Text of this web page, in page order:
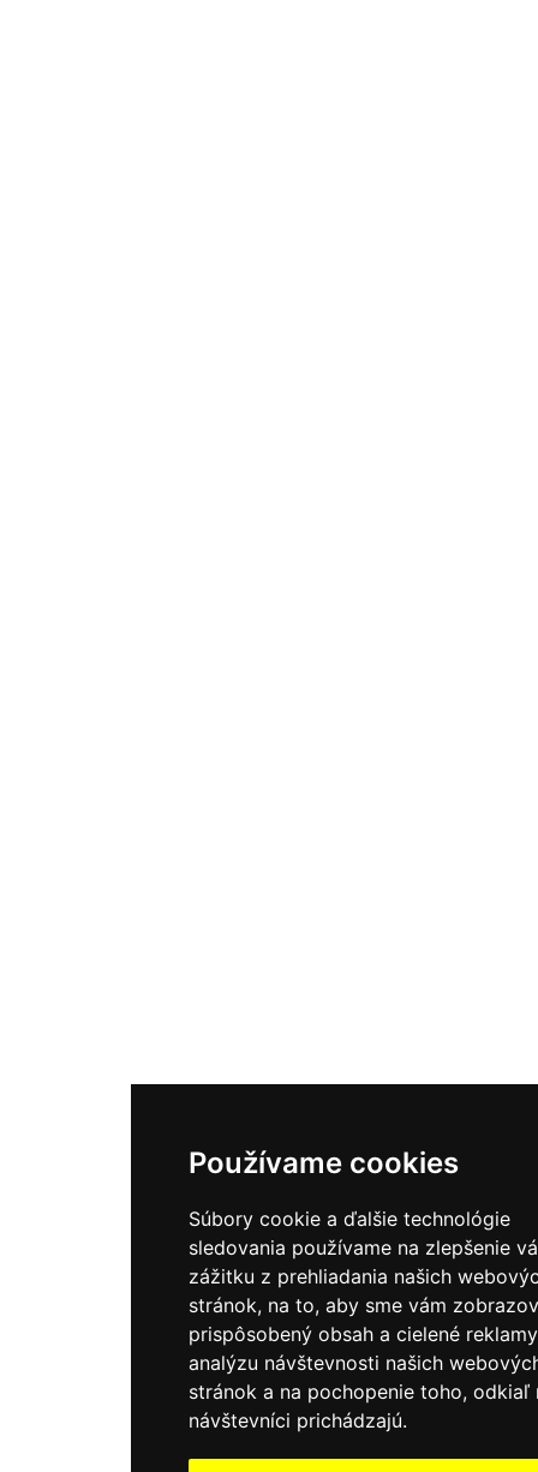
Používame cookies
Súbory cookie a ďalšie technológie
sledovania používame na zlepšenie
zážitku z prehliadania našich
stránok, na to, aby sme vám
prispôsobený obsah a cielené
analýzu návštevnosti našich
stránok a na pochopenie toho, odkiaľ
návštevníci prichádzajú.